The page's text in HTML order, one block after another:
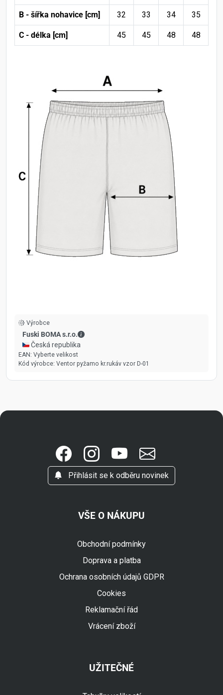
B - šířka nohavice [cm] 32 33 34 35
C - délka [cm] 45 45 48 48
Výrobce
Fuski BOMA s.r.o.
Fuski BOMA s.r.o. - Kontaktní údaje
🇨🇿 Česká republika
EAN: Vyberte velikost
Kód výrobce: Ventor pyžamo kr.rukáv vzor D-01
Přihlásit se k odběru novinek
VŠE O NÁKUPU
Obchodní podmínky
Doprava a platba
Ochrana osobních údajů GDPR
Cookies
Reklamační řád
Vrácení zboží
UŽITEČNÉ